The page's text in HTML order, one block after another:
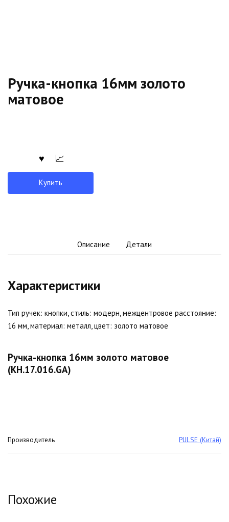
Ручка-кнопка 16мм золото
матовое
Купить
Описание Детали
Характеристики
Тип ручек: кнопки, стиль: модерн, межцентровое расстояние:
16 мм, материал: металл, цвет: золото матовое
Ручка-кнопка 16мм золото матовое
(KH.17.016.GA)
Производитель PULSE (Китай)
Похожие